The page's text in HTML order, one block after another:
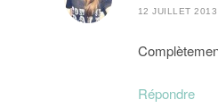
12 JUILLET
Répondre